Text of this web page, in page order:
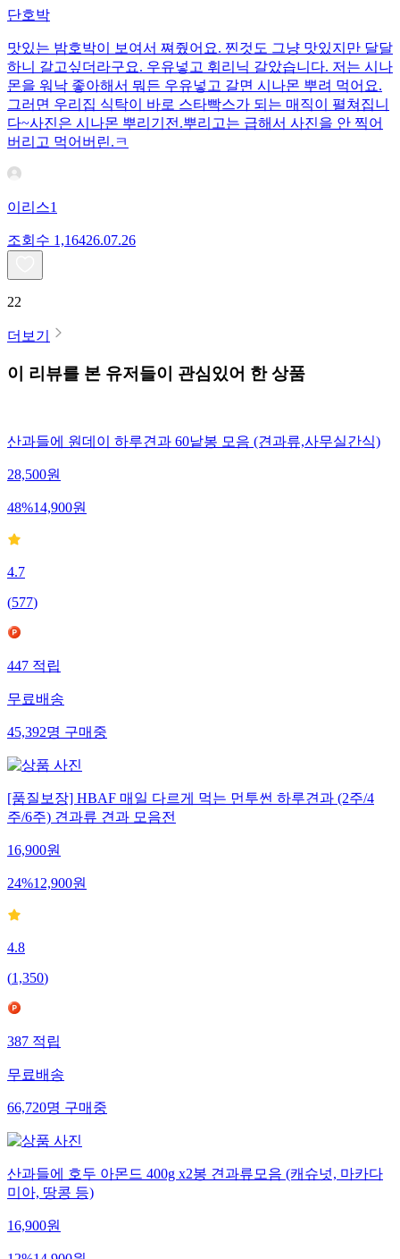
단호박
맛있는 밤호박이 보여서 쪄줬어요. 찐것도 그냥 맛있지만 달달
하니 갈고싶더라구요. 우유넣고 휘리닉 갈았습니다. 저는 시나
몬을 워낙 좋아해서 뭐든 우유넣고 갈면 시나몬 뿌려 먹어요.
그러면 우리집 식탁이 바로 스타빡스가 되는 매직이 펼쳐집니
다~사진은 시나몬 뿌리기전.뿌리고는 급해서 사진을 안 찍어
버리고 먹어버린.ㅋ
이리스1
조회수 1,16426.07.26
22
더보기
이 리뷰를 본 유저들이 관심있어 한 상품
산과들에 원데이 하루견과 60낱봉 모음 (견과류,사무실간식)
28,500원
48%14,900원
4.7
(577)
447적립
무료배송
45,392명구매중
[품질보장] HBAF 매일 다르게 먹는 먼투썬 하루견과 (2주/4
주/6주) 견과류 견과 모음전
16,900원
24%12,900원
4.8
(1,350)
387적립
무료배송
66,720명구매중
산과들에 호두 아몬드 400g x2봉 견과류모음 (캐슈넛, 마카다
미아, 땅콩 등)
16,900원